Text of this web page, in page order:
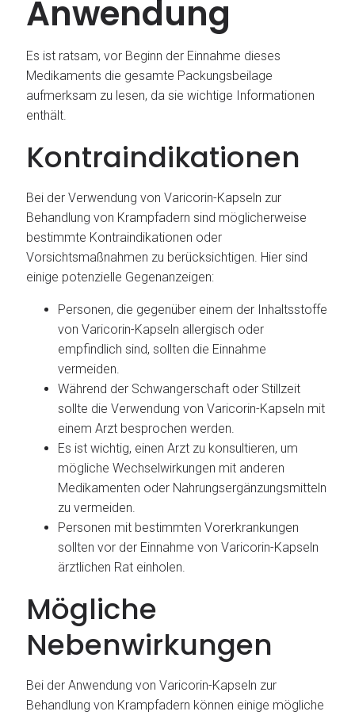
Anwendung
Es ist ratsam, vor Beginn der Einnahme dieses
Medikaments die gesamte Packungsbeilage
aufmerksam zu lesen, da sie wichtige Informationen
enthält.
Kontraindikationen
Bei der Verwendung von Varicorin-Kapseln zur
Behandlung von Krampfadern sind möglicherweise
bestimmte Kontraindikationen oder
Vorsichtsmaßnahmen zu berücksichtigen. Hier sind
einige potenzielle Gegenanzeigen:
Personen, die gegenüber einem der Inhaltsstoffe
von Varicorin-Kapseln allergisch oder
empfindlich sind, sollten die Einnahme
vermeiden.
Während der Schwangerschaft oder Stillzeit
sollte die Verwendung von Varicorin-Kapseln mit
einem Arzt besprochen werden.
Es ist wichtig, einen Arzt zu konsultieren, um
mögliche Wechselwirkungen mit anderen
Medikamenten oder Nahrungsergänzungsmitteln
zu vermeiden.
Personen mit bestimmten Vorerkrankungen
sollten vor der Einnahme von Varicorin-Kapseln
ärztlichen Rat einholen.
Mögliche
Nebenwirkungen
Bei der Anwendung von Varicorin-Kapseln zur
Behandlung von Krampfadern können einige mögliche